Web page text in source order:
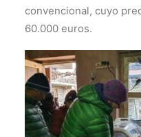
convencional, cuyo
60.000 euros.